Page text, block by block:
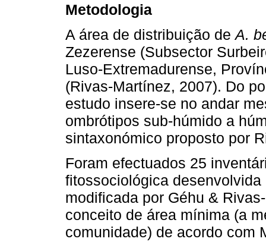
Metodologia
A área de distribuição deA.
Zezerense (Subsector
Luso-Extremadurense,
(Rivas-Martínez, 2007). Do
estudo insere-se no andar
ombrótipos sub-húmido a
sintaxonómico proposto por
Foram efectuados 25
fitossociológica
modificada por Géhu &
conceito de área mínima (a
comunidade) de acordo com